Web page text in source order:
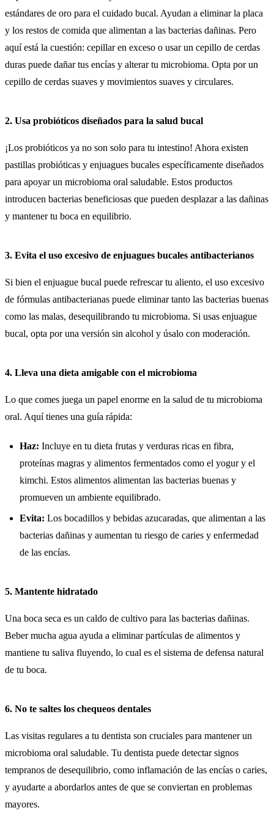
estándares de oro para el cuidado bucal. Ayudan a eliminar la placa
y los restos de comida que alimentan a las bacterias dañinas. Pero
aquí está la cuestión: cepillar en exceso o usar un cepillo de cerdas
duras puede dañar tus encías y alterar tu microbioma. Opta por un
cepillo de cerdas suaves y movimientos suaves y circulares.
2. Usa probióticos diseñados para la salud bucal
¡Los probióticos ya no son solo para tu intestino! Ahora existen
pastillas probióticas y enjuagues bucales específicamente diseñados
para apoyar un microbioma oral saludable. Estos productos
introducen bacterias beneficiosas que pueden desplazar a las dañinas
y mantener tu boca en equilibrio.
3. Evita el uso excesivo de enjuagues bucales antibacterianos
Si bien el enjuague bucal puede refrescar tu aliento, el uso excesivo
de fórmulas antibacterianas puede eliminar tanto las bacterias buenas
como las malas, desequilibrando tu microbioma. Si usas enjuague
bucal, opta por una versión sin alcohol y úsalo con moderación.
4. Lleva una dieta amigable con el microbioma
Lo que comes juega un papel enorme en la salud de tu microbioma
oral. Aquí tienes una guía rápida:
Haz: Incluye en tu dieta frutas y verduras ricas en fibra,
proteínas magras y alimentos fermentados como el yogur y el
kimchi. Estos alimentos alimentan las bacterias buenas y
promueven un ambiente equilibrado.
Evita: Los bocadillos y bebidas azucaradas, que alimentan a las
bacterias dañinas y aumentan tu riesgo de caries y enfermedad
de las encías.
5. Mantente hidratado
Una boca seca es un caldo de cultivo para las bacterias dañinas.
Beber mucha agua ayuda a eliminar partículas de alimentos y
mantiene tu saliva fluyendo, lo cual es el sistema de defensa natural
de tu boca.
6. No te saltes los chequeos dentales
Las visitas regulares a tu dentista son cruciales para mantener un
microbioma oral saludable. Tu dentista puede detectar signos
tempranos de desequilibrio, como inflamación de las encías o caries,
y ayudarte a abordarlos antes de que se conviertan en problemas
mayores.